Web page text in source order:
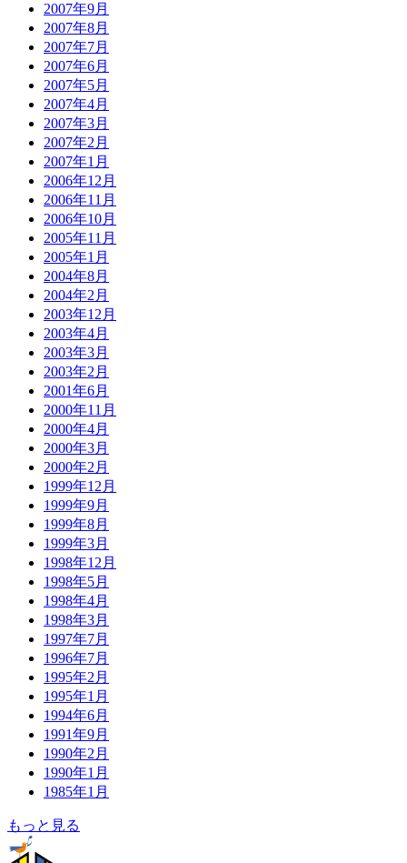
2007年9月
2007年8月
2007年7月
2007年6月
2007年5月
2007年4月
2007年3月
2007年2月
2007年1月
2006年12月
2006年11月
2006年10月
2005年11月
2005年1月
2004年8月
2004年2月
2003年12月
2003年4月
2003年3月
2003年2月
2001年6月
2000年11月
2000年4月
2000年3月
2000年2月
1999年12月
1999年9月
1999年8月
1999年3月
1998年12月
1998年5月
1998年4月
1998年3月
1997年7月
1996年7月
1995年2月
1995年1月
1994年6月
1991年9月
1990年2月
1990年1月
1985年1月
もっと見る